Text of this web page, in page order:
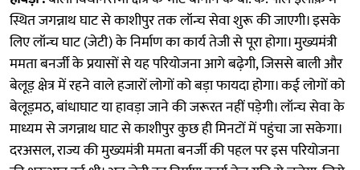
स्थित जगन्नाथ घाट से काशीपुर तक लॉन्च सेवा शुरू की जाएगी। इसके
लिए लॉन्च घाट (जेटी) के निर्माण का कार्य तेजी से पूरा होगा। मुख्यमंत्री
ममता बनर्जी के प्रयासों से यह परियोजना आगे बढ़ेगी, जिससे बाली और
बेलूड़ क्षेत्र में रहने वाले हजारों लोगों को बड़ा फायदा होगा। कई लोगों को
बेलूड़मठ, बांधाघाट या हावड़ा जाने की जरूरत नहीं पड़ेगी। लॉन्च सेवा के
माध्यम से जगन्नाथ घाट से काशीपुर कुछ ही मिनटों में पहुंचा जा सकेगा।
दरअसल, राज्य की मुख्यमंत्री ममता बनर्जी की पहल पर इस परियोजना